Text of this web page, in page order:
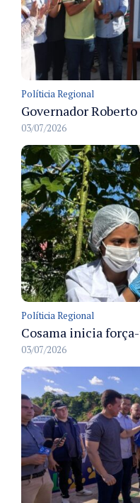
Políticia Regional
03/07/2026
Políticia Regional
03/07/2026